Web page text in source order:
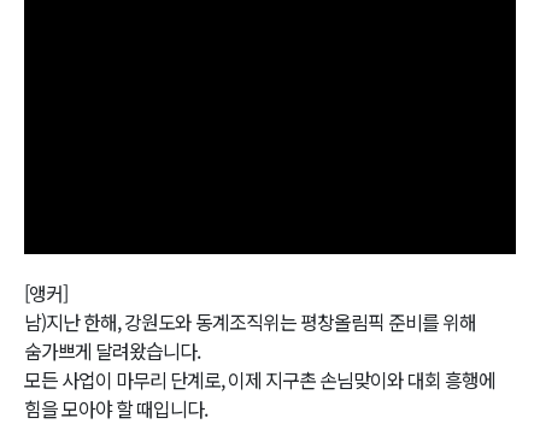
[앵커]
남)지난 한해, 강원도와 동계조직위는 평창올림픽 준비를 위해
숨가쁘게 달려왔습니다.
모든 사업이 마무리 단계로, 이제 지구촌 손님맞이와 대회 흥행에
힘을 모아야 할 때입니다.